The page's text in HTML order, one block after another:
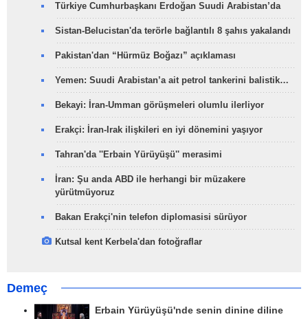
Türkiye Cumhurbaşkanı Erdoğan Suudi Arabistan’da
Sistan-Belucistan'da terörle bağlantılı 8 şahıs yakalandı
Pakistan'dan “Hürmüz Boğazı” açıklaması
Yemen: Suudi Arabistan’a ait petrol tankerini balistik…
Bekayi: İran-Umman görüşmeleri olumlu ilerliyor
Erakçi: İran-Irak ilişkileri en iyi dönemini yaşıyor
Tahran'da ''Erbain Yürüyüşü'' merasimi
İran: Şu anda ABD ile herhangi bir müzakere
yürütmüyoruz
Bakan Erakçi'nin telefon diplomasisi sürüyor
Kutsal kent Kerbela'dan fotoğraflar
Demeç
Erbain Yürüyüşü'nde senin dinine diline